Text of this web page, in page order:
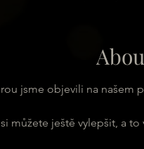
jsme objevili na
můžete ještě vylepšit, a